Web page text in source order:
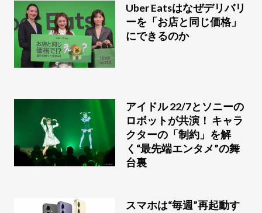
Uber Eatsはなぜデリバリ
ーを「お店と同じ価格」
にできるのか
アイドル 22/7とソニーの
ロボットが共演！ キャラ
クターの「制約」を解
く“最先端エンタメ”の舞
台裏
スマホは“毎週”再起動す